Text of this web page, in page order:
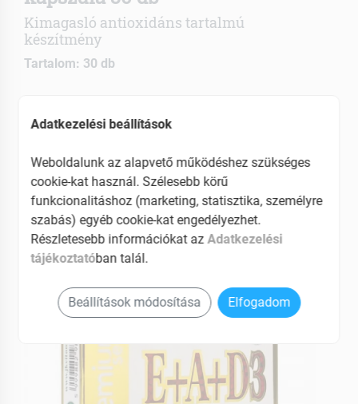
Kimagasló antioxidáns tartalmú
készítmény
Tartalom: 30 db
állapotának fenntartásához
megőrzését
Immunerősítő
EAN: 5999882981895
Adatkezelési beállítások
Weboldalunk az alapvető működéshez szükséges
cookie-kat használ. Szélesebb körű
funkcionalitáshoz (marketing, statisztika, személyre
szabás) egyéb cookie-kat engedélyezhet.
Részletesebb információkat azAdatkezelési
tájékoztatóban talál.
Beállítások módosítása Elfogadom